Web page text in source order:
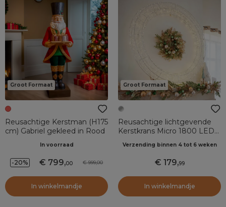
Groot Formaat
Reusachtige Kerstman (H175
cm) Gabriel gekleed in Rood
In voorraad
-20% 799,00 999,00
In winkelmandje
Groot Formaat
Reusachtige lichtgevende
Kerstkrans Micro 1800 LED
witte schitteringen
Verzending binnen 4 tot 6 weken
179,99
In winkelmandje